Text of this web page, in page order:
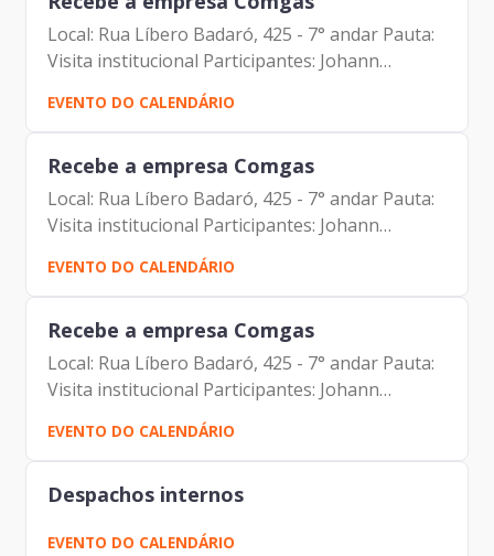
Local: Rua Líbero Badaró, 425 - 7° andar Pauta:
Visita institucional Participantes: Johann
Nogueira Dantas Cristiano Donisete Barbieri
Lucio OliveiraMeire Rose Machado da costa
EVENTO DO CALENDÁRIO
Recebe a empresa Comgas
Local: Rua Líbero Badaró, 425 - 7° andar Pauta:
Visita institucional Participantes: Johann
Nogueira Dantas Cristiano Donisete Barbieri
Lucio OliveiraMeire Rose Machado da costa
EVENTO DO CALENDÁRIO
Recebe a empresa Comgas
Local: Rua Líbero Badaró, 425 - 7° andar Pauta:
Visita institucional Participantes: Johann
Nogueira Dantas Cristiano Donisete Barbieri
Lucio OliveiraMeire Rose Machado da costa
EVENTO DO CALENDÁRIO
Despachos internos
EVENTO DO CALENDÁRIO